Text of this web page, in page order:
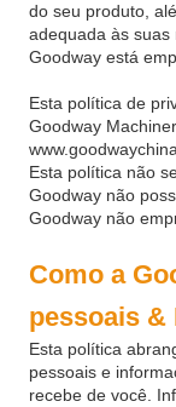
do seu produto,
adequada às suas
Goodway está
Esta política de
Goodway
Esta política não
Goodway não
Goodway não
Como a
pessoais &
Esta política
pessoais e
recebe de você.